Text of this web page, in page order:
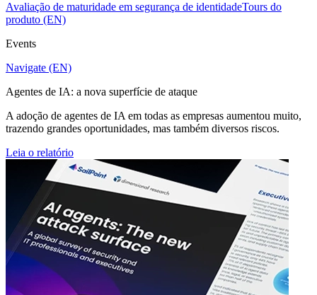
Avaliação de maturidade em segurança de identidadeTours do
produto (EN)
Events
Navigate (EN)
Agentes de IA: a nova superfície de ataque
A adoção de agentes de IA em todas as empresas aumentou muito,
trazendo grandes oportunidades, mas também diversos riscos.
Leia o relatório